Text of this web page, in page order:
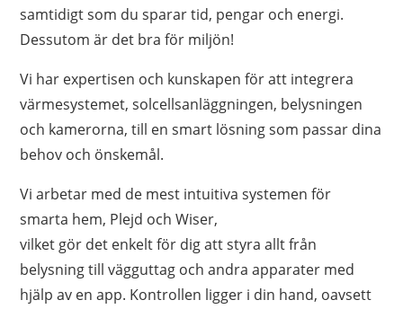
samtidigt som du sparar tid, pengar och energi.
Dessutom är det bra för miljön!
Vi har expertisen och kunskapen för att integrera
värmesystemet, solcellsanläggningen, belysningen
och kamerorna, till en smart lösning som passar dina
behov och önskemål.
Vi arbetar med de mest intuitiva systemen för
smarta hem, Plejd och Wiser,
vilket gör det enkelt för dig att styra allt från
belysning till vägguttag och andra apparater med
hjälp av en app. Kontrollen ligger i din hand, oavsett